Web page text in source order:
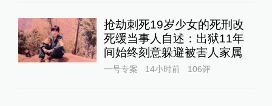
抢劫刺死19岁少女的死刑改
死缓当事人自述：出狱11年
间始终刻意躲避被害人家属
一号专案 14小时前 106评